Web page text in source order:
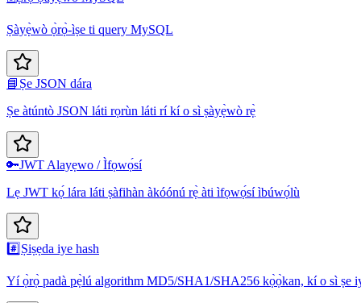
Ṣàyẹ̀wò ọ̀rọ̀-ìṣe ti query MySQL
📘 Ṣe JSON dára
Ṣe àtúntò JSON láti rọrùn láti rí kí o sì ṣàyẹ̀wò rẹ̀
🔑JWT Alayẹwo / Ìfọwọ́sí
Lẹ JWT kọ́ lára láti ṣàfihàn àkóónú rẹ̀ àti ìfọwọ́sí ìbúwọ́lù
#️⃣ Ṣiṣẹda iye hash
Yí ọ̀rọ̀ padà pẹ̀lú algorithm MD5/SHA1/SHA256 kọ̀ọ̀kan, kí o sì ṣe